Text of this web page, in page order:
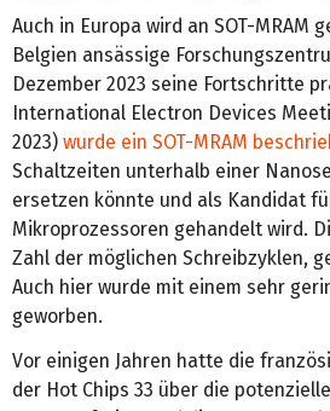
Auch in Europa wird an SOT-MRAM
Belgien ansässige
Dezember 2023 seine Fortschritte
International Electron Devices
2023) wurde ein SOT-MRAM
Schaltzeiten unterhalb einer
ersetzen könnte und als Kandidat
Mikroprozessoren gehandelt wird.
Zahl der möglichen Schreibzyklen,
Auch hier wurde mit einem sehr
geworben.
Vor einigen Jahren hatte die
der Hot Chips 33 über die